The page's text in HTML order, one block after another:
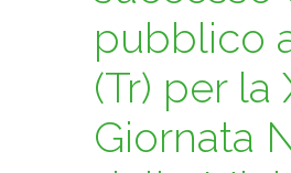
pubblico
(Tr) per la
Giornata